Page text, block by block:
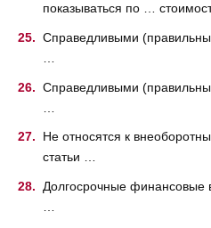
показываться по …
Справедливыми
Справедливыми
Не относятся к
статьи …
Долгосрочные финансовые
…